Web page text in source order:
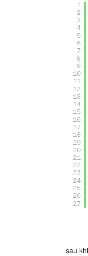
1
2
3
4
5
6
7
8
9
10
11
12
13
14
15
16
17
18
19
20
21
22
23
24
25
26
27
sau